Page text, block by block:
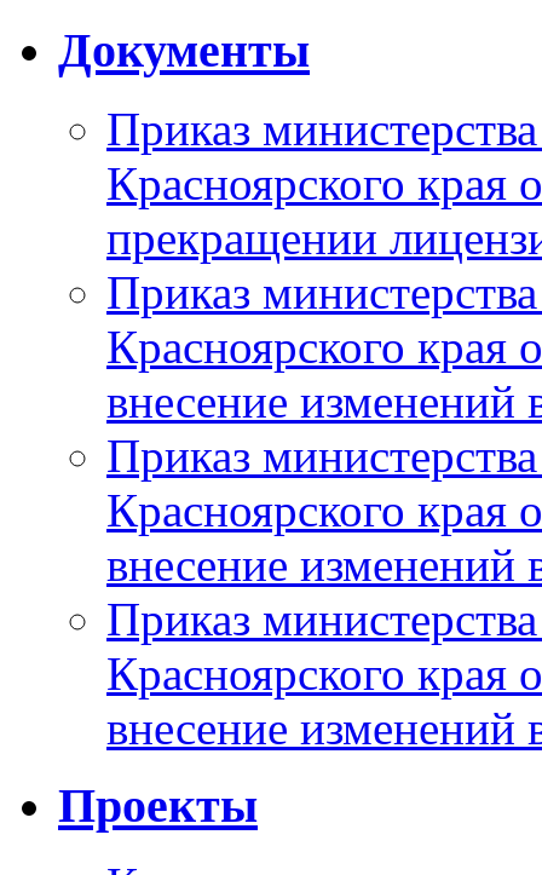
Документы
Приказ
Красноярского
прекращении
Приказ
Красноярского
внесение изменений
Приказ
Красноярского
внесение изменений
Приказ
Красноярского
внесение изменений
Проекты